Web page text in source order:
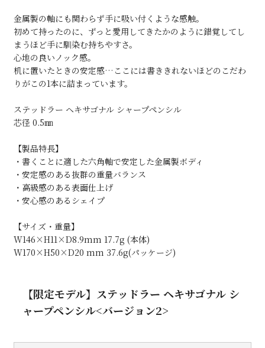
金属製の軸にも関わらず手に吸い付くような感触。
初めて持ったのに、ずっと愛用してきたかのように錯覚してし
まうほど手に馴染む持ちやすさ。
心地の良いノック感。
机に置いたときの安定感…ここには書ききれないほどのこだわ
りがこの1本に詰まっています。
ステッドラー ヘキサゴナル シャープペンシル
芯径 0.5㎜
【製品特長】
・書くことに適した六角軸で安定した金属製ボディ
・安定感のある抜群の重量バランス
・高級感のある表面仕上げ
・安心感のあるシェイプ
【サイズ・重量】
W146×H11×D8.9mm 17.7g (本体)
W170×H50×D20 mm 37.6g(パッケージ)
【限定モデル】ステッドラー ヘキサゴナル シ
ャープペンシル<バージョン2>